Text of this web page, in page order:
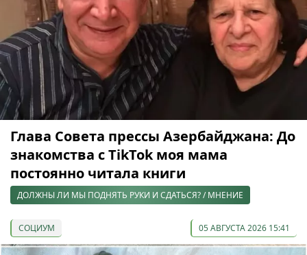
Глава Совета прессы Азербайджана: До
знакомства с TikTok моя мама
постоянно читала книги
ДОЛЖНЫ ЛИ МЫ ПОДНЯТЬ РУКИ И СДАТЬСЯ? / МНЕНИЕ
СОЦИУМ 05 АВГУСТА 2026 15:41